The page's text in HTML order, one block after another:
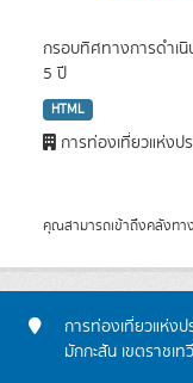
กรอบทิศทางการดำเนิ
5 ปี
HTML
การท่องเที่ยวแห่งปร
คุณสามารถเข้าถึงคลังทาง
การท่องเที่ยวแห่ง
มักกะสัน เขตราชเ